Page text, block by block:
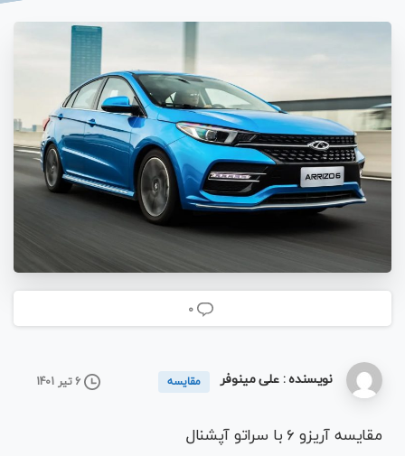
0
نویسنده : علی مینوفر مقایسه 6 تیر 1401
مقایسه آریزو 6 با سراتو آپشنال